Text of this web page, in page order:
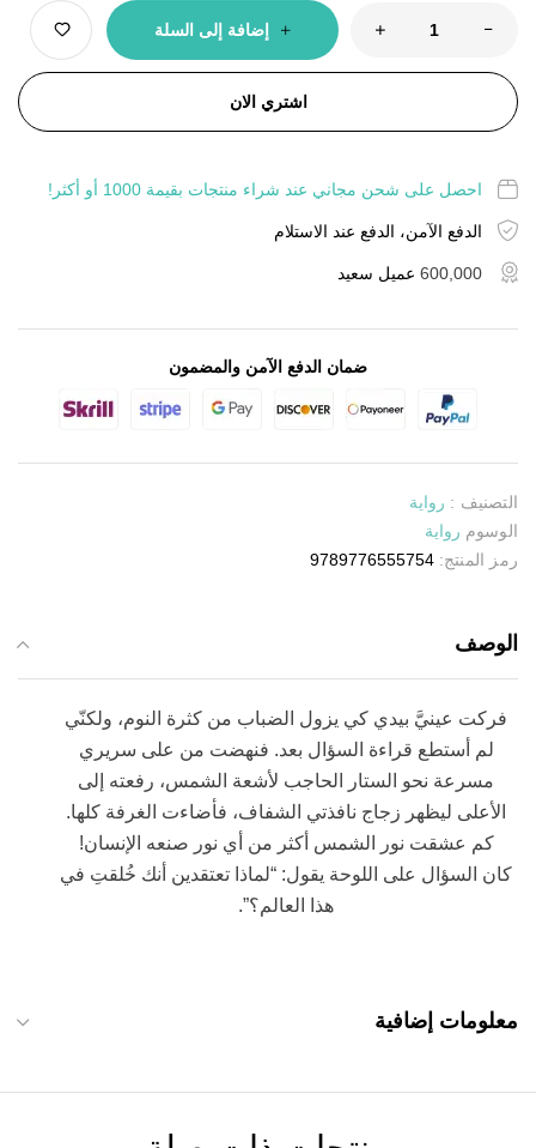
إضافة إلى السلة
اشتري الان
احصل على شحن مجاني عند شراء منتجات بقيمة 1000 أو أكثر!
الدفع الآمن، الدفع عند الاستلام
600,000 عميل سعيد
ضمان الدفع الآمن والمضمون
التصنيف : رواية
الوسوم رواية
رمز المنتج: 9789776555754
الوصف
فركت عينيَّ بيدي كي يزول الضباب من كثرة النوم، ولكنّي
لم أستطع قراءة السؤال بعد. فنهضت من على سريري
مسرعة نحو الستار الحاجب لأشعة الشمس، رفعته إلى
الأعلى ليظهر زجاج نافذتي الشفاف، فأضاءت الغرفة كلها.
كم عشقت نور الشمس أكثر من أي نور صنعه الإنسان!
كان السؤال على اللوحة يقول: “لماذا تعتقدين أنك خُلقتِ في
هذا العالم؟”.
معلومات إضافية